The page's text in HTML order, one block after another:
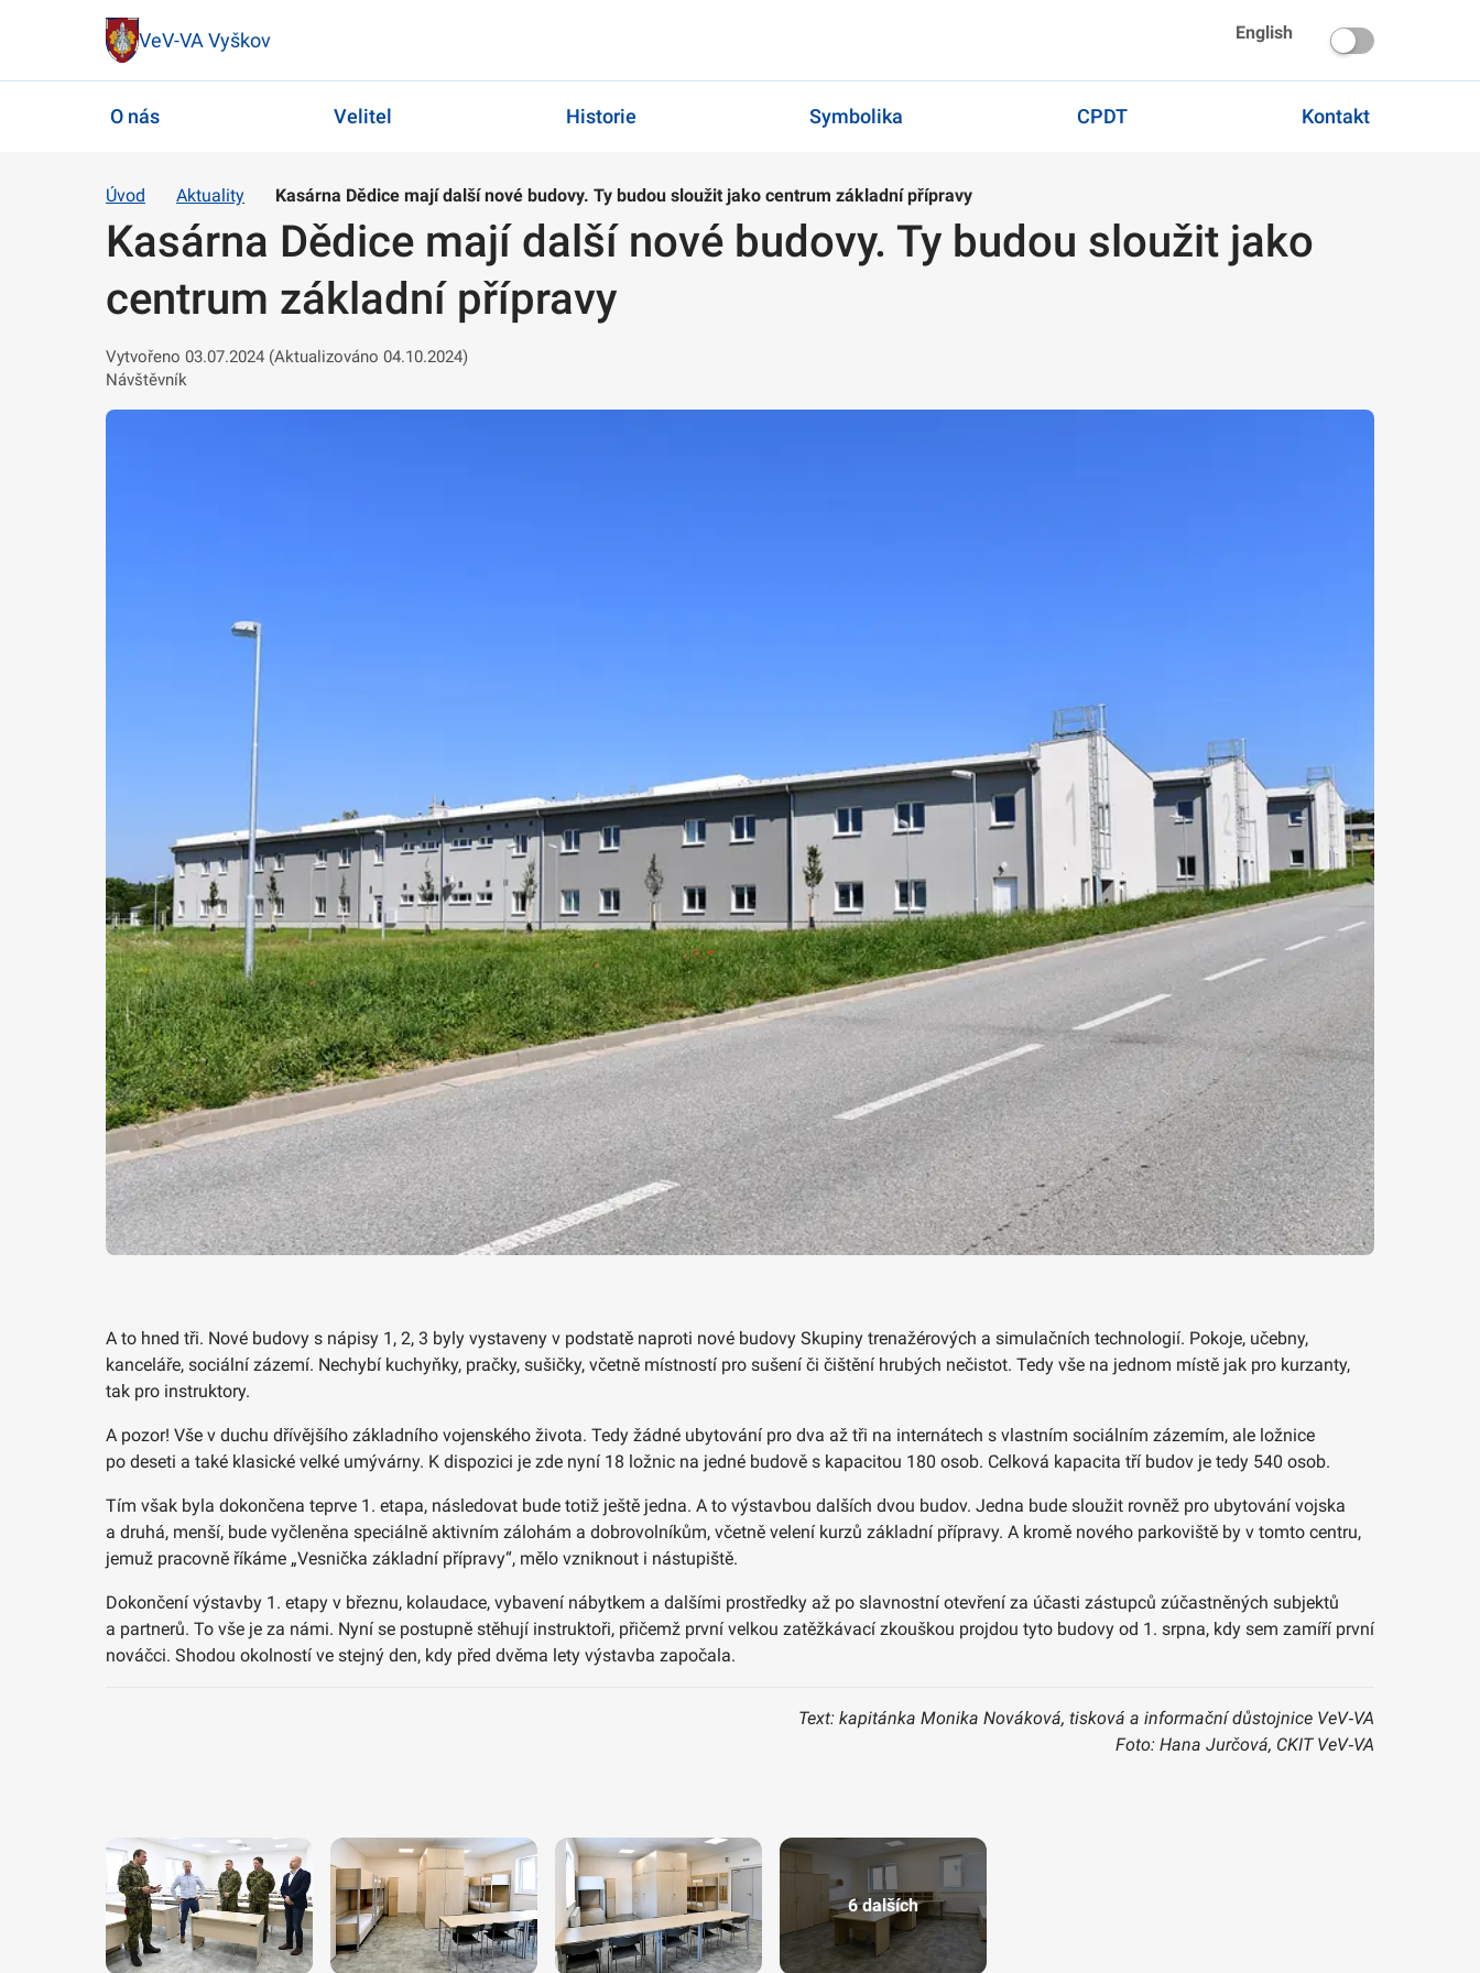
VeV-VA Vyškov English
O nás Velitel Historie Symbolika CPDT Kontakt
Úvod Aktuality Kasárna Dědice mají další nové budovy. Ty budou sloužit jako centrum základní přípravy
Kasárna Dědice mají další nové budovy. Ty budou sloužit jako
centrum základní přípravy
Vytvořeno 03.07.2024 (Aktualizováno 04.10.2024)
Návštěvník
A to hned tři. Nové budovy s nápisy 1, 2, 3 byly vystaveny v podstatě naproti nové budovy Skupiny trenažérových a simulačních technologií. Pokoje, učebny,
kanceláře, sociální zázemí. Nechybí kuchyňky, pračky, sušičky, včetně místností pro sušení či čištění hrubých nečistot. Tedy vše na jednom místě jak pro kurzanty,
tak pro instruktory.
A pozor! Vše v duchu dřívějšího základního vojenského života. Tedy žádné ubytování pro dva až tři na internátech s vlastním sociálním zázemím, ale ložnice
po deseti a také klasické velké umývárny. K dispozici je zde nyní 18 ložnic na jedné budově s kapacitou 180 osob. Celková kapacita tří budov je tedy 540 osob.
Tím však byla dokončena teprve 1. etapa, následovat bude totiž ještě jedna. A to výstavbou dalších dvou budov. Jedna bude sloužit rovněž pro ubytování vojska
a druhá, menší, bude vyčleněna speciálně aktivním zálohám a dobrovolníkům, včetně velení kurzů základní přípravy. A kromě nového parkoviště by v tomto centru,
jemuž pracovně říkáme „Vesnička základní přípravy“, mělo vzniknout i nástupiště.
Dokončení výstavby 1. etapy v březnu, kolaudace, vybavení nábytkem a dalšími prostředky až po slavnostní otevření za účasti zástupců zúčastněných subjektů
a partnerů. To vše je za námi. Nyní se postupně stěhují instruktoři, přičemž první velkou zatěžkávací zkouškou projdou tyto budovy od 1. srpna, kdy sem zamíří první
nováčci. Shodou okolností ve stejný den, kdy před dvěma lety výstavba započala.
Text: kapitánka Monika Nováková, tisková a informační důstojnice VeV‑VA
Foto: Hana Jurčová, CKIT VeV‑VA
6 dalších